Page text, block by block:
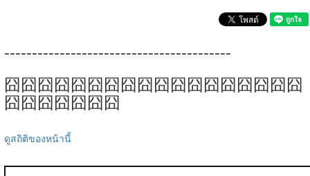
-----------------------------------------
囧囧囧囧囧囧囧囧囧囧囧囧囧囧囧囧囧囧
囧囧囧囧囧囧囧
ดูสถิติของหน้านี้